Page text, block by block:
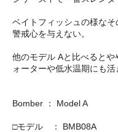
ベイトフィッシュの様な
警戒心を与えない。
他のモデル Aと比べると
ォーターや低水温期にも活
Bomber ： Model A
□モデル ： BMB08A